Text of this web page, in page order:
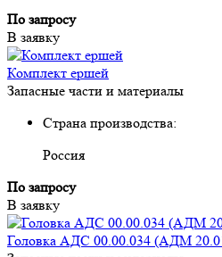
По запросу
В заявку
Комплект ершей
Запасные части и материалы
Страна производства:
Россия
По запросу
В заявку
Головка АДС 00.00.034 (АДМ